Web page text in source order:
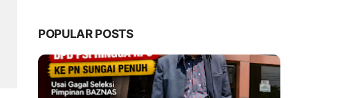
POPULAR POSTS